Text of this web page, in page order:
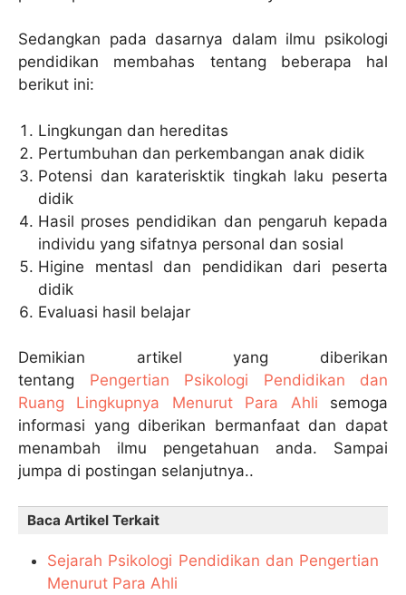
Sedangkan pada dasarnya dalam ilmu psikologi
pendidikan membahas tentang beberapa hal
berikut ini:
Lingkungan dan hereditas
Pertumbuhan dan perkembangan anak didik
Potensi dan karaterisktik tingkah laku peserta
didik
Hasil proses pendidikan dan pengaruh kepada
individu yang sifatnya personal dan sosial
Higine mentasl dan pendidikan dari peserta
didik
Evaluasi hasil belajar
Demikian artikel yang diberikan
tentang Pengertian Psikologi Pendidikan dan
Ruang Lingkupnya Menurut Para Ahli semoga
informasi yang diberikan bermanfaat dan dapat
menambah ilmu pengetahuan anda. Sampai
jumpa di postingan selanjutnya..
Baca Artikel Terkait
Sejarah Psikologi Pendidikan dan Pengertian
Menurut Para Ahli